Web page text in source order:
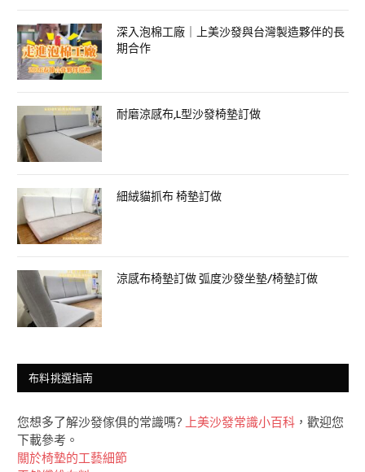
深入泡棉工廠｜上美沙發與台灣製造夥伴的長
期合作
耐磨涼感布,L型沙發椅墊訂做
細絨貓抓布 椅墊訂做
涼感布椅墊訂做 弧度沙發坐墊/椅墊訂做
布料挑選指南
您想多了解沙發傢俱的常識嗎? 上美沙發常識小百科 ，歡迎您
下載參考。
關於椅墊的工藝細節